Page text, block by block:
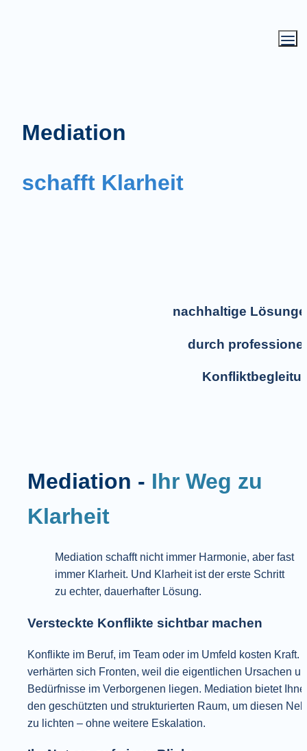
Mediation
schafft Klarheit
nachhaltige
durch
Mediation - Ihr Weg zu
Klarheit
Mediation schafft nicht immer Harmonie, aber fast
immer Klarheit. Und Klarheit ist der erste Schritt
zu echter, dauerhafter Lösung.
Versteckte Konflikte sichtbar machen
Konflikte im Beruf, im Team oder im Umfeld kosten Kraft.
verhärten sich Fronten, weil die eigentlichen Ursachen
Bedürfnisse im Verborgenen liegen. Mediation bietet
den geschützten und strukturierten Raum, um diesen
zu lichten – ohne weitere Eskalation.